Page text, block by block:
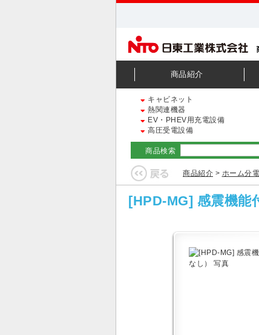
商品紹介
キャビネット
熱関連機器
EV・PHEV用充電設備
高圧受電設備
商品検索
商品紹介 > ホーム分
[HPD-MG] 感震機能